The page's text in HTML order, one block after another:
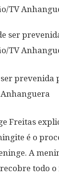
prevenida
Freitas
é o
A
todo o